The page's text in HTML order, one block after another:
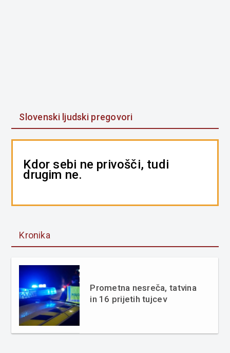
Slovenski ljudski pregovori
Kdor sebi ne privošči, tudi
drugim ne.
Kronika
Prometna nesreča, tatvina
in 16 prijetih tujcev